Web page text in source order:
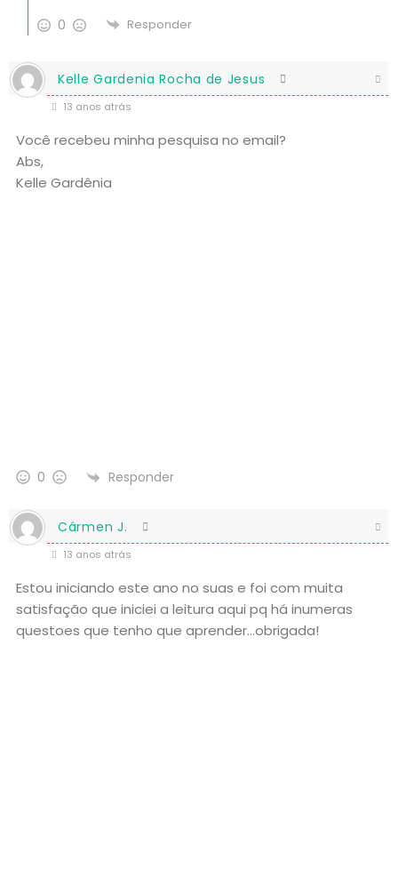
0 Responder
Kelle Gardenia Rocha de Jesus
13 anos atrás
Você recebeu minha pesquisa no email?
Abs,
Kelle Gardênia
0 Responder
Cármen J.
13 anos atrás
Estou iniciando este ano no suas e foi com muita
satisfação que iniciei a leitura aqui pq há inumeras
questoes que tenho que aprender…obrigada!